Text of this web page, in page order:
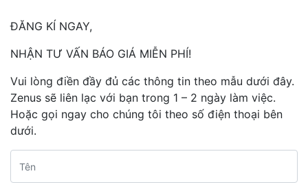
ĐĂNG KÍ NGAY,
NHẬN TƯ VẤN BÁO GIÁ MIỄN PHÍ!
Vui lòng điền đầy đủ các thông tin theo mẫu dưới đây.
Zenus sẽ liên lạc với bạn trong 1 – 2 ngày làm việc.
Hoặc gọi ngay cho chúng tôi theo số điện thoại bên
dưới.